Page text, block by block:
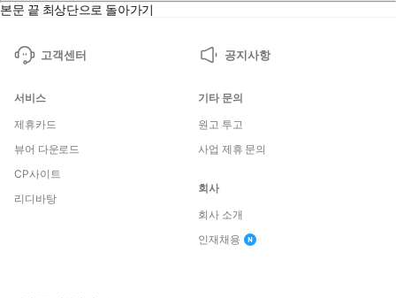
본문 끝 최상단으로 돌아가기
고객센터 공지사항
서비스
제휴카드
뷰어 다운로드
CP사이트
리디바탕
기타 문의
원고 투고
사업 제휴 문의
회사
회사 소개
인재채용